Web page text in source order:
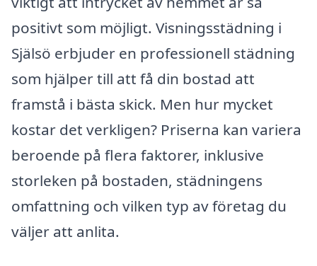
positivt som möjligt. Visningsstädning i
Själsö erbjuder en professionell städning
som hjälper till att få din bostad att
framstå i bästa skick. Men hur mycket
kostar det verkligen? Priserna kan variera
beroende på flera faktorer, inklusive
storleken på bostaden, städningens
omfattning och vilken typ av företag du
väljer att anlita.